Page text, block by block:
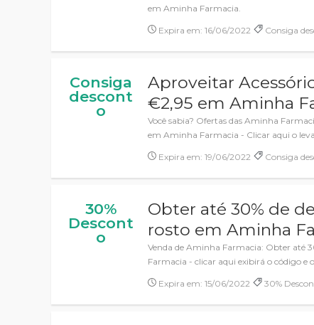
em Aminha Farmacia.
Expira em: 16/06/2022 Consiga
Consiga
descont
o
Aproveitar
€2,95 em Aminha
Você sabia? Ofertas das Aminha
em Aminha Farmacia - Clicar aqui o
Expira em: 19/06/2022 Consiga
30%
Descont
o
Obter até 30% de
rosto em Aminha
Venda de Aminha Farmacia: Obter até
Farmacia - clicar aqui exibirá o código e
Expira em: 15/06/2022 30%